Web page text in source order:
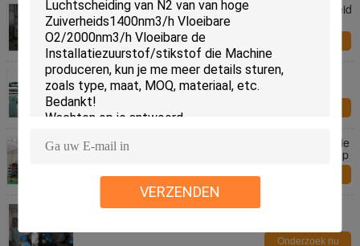
VERZENDEN
25nm3/h PSA Model SL-pn99.9-25 Stikstofzuiverheid
99,9% van de stikstofgenerator
Q3105 / Q5052 de Installatie die van de de
Buismolen van het Aluminiumbroodje en Lijn
scheuren afvlakken
De steunbalk zette 99.999% 1800m3/h-de Installatie
van de Waterstofgeneratie in Elektrische centrale op
Industriële het Acetyleeninstallatie van 200M3/hr
Onderzoek nu